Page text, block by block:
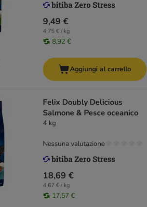
9,49 €
4,75 € / kg
8,92 €
Aggiungi al carrello
Felix Doubly Delicious
Salmone & Pesce oceanico
4 kg
18,69 €
4,67 € / kg
17,57 €
Nessuna valutazione